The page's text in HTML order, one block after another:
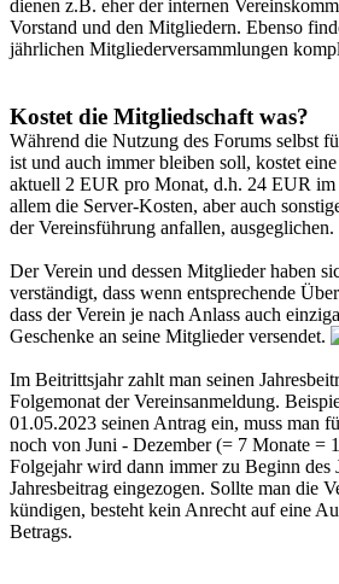
dienen z.B. eher der internen
Vorstand und den Mitgliedern. Ebenso
jährlichen Mitgliederversammlungen
Kostet die Mitgliedschaft was?
Während die Nutzung des Forums selbst
ist und auch immer bleiben soll, kostet
aktuell 2 EUR pro Monat, d.h. 24 EUR im
allem die Server-Kosten, aber auch
der Vereinsführung anfallen, ausgeglichen.
Der Verein und dessen Mitglieder haben
verständigt, dass wenn entsprechende
dass der Verein je nach Anlass auch
Geschenke an seine Mitglieder versendet.
Im Beitrittsjahr zahlt man seinen
Folgemonat der Vereinsanmeldung.
01.05.2023 seinen Antrag ein, muss man
noch von Juni - Dezember (= 7 Monate =
Folgejahr wird dann immer zu Beginn des
Jahresbeitrag eingezogen. Sollte man die
kündigen, besteht kein Anrecht auf eine
Betrags.